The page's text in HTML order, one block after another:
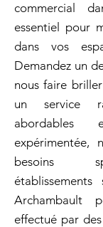
commercial
essentiel pour
dans vos
Demandez un
nous faire
un service
expérimentée,
besoins
établissements
Archambault
effectué par